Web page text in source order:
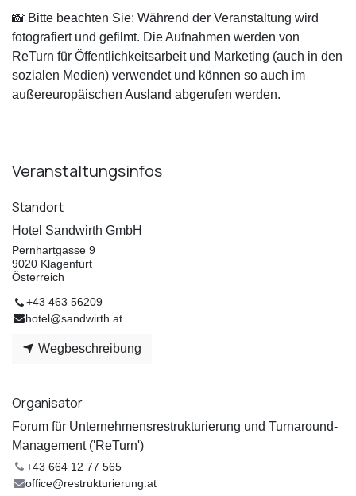
📸 Bitte beachten Sie: Während der Veranstaltung wird
fotografiert und gefilmt. Die Aufnahmen werden von
ReTurn für Öffentlichkeitsarbeit und Marketing (auch in den
sozialen Medien) verwendet und können so auch im
außereuropäischen Ausland abgerufen werden.
Veranstaltungsinfos
Standort
Hotel Sandwirth GmbH
Pernhartgasse 9
9020 Klagenfurt
Österreich
+43 463 56209
hotel@sandwirth.at
Wegbeschreibung
Organisator
Forum für Unternehmensrestrukturierung und Turnaround-
Management ('ReTurn')
+43 664 12 77 565
office@restrukturierung.at